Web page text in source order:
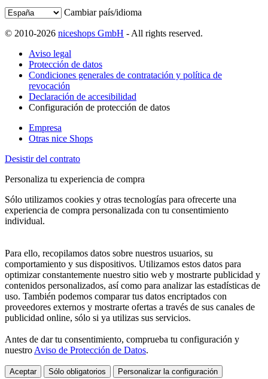
Cambiar país/idioma
© 2010-2026 niceshops GmbH - All rights reserved.
Aviso legal
Protección de datos
Condiciones generales de contratación y política de
revocación
Declaración de accesibilidad
Configuración de protección de datos
Empresa
Otras nice Shops
Desistir del contrato
Personaliza tu experiencia de compra
Sólo utilizamos cookies y otras tecnologías para ofrecerte una
experiencia de compra personalizada con tu consentimiento
individual.
Para ello, recopilamos datos sobre nuestros usuarios, su
comportamiento y sus dispositivos. Utilizamos estos datos para
optimizar constantemente nuestro sitio web y mostrarte publicidad y
contenidos personalizados, así como para analizar las estadísticas de
uso. También podemos comparar tus datos encriptados con
proveedores externos y mostrarte ofertas a través de sus canales de
publicidad online, sólo si ya utilizas sus servicios.
Antes de dar tu consentimiento, comprueba tu configuración y
nuestro Aviso de Protección de Datos.
Aceptar Sólo obligatorios Personalizar la configuración